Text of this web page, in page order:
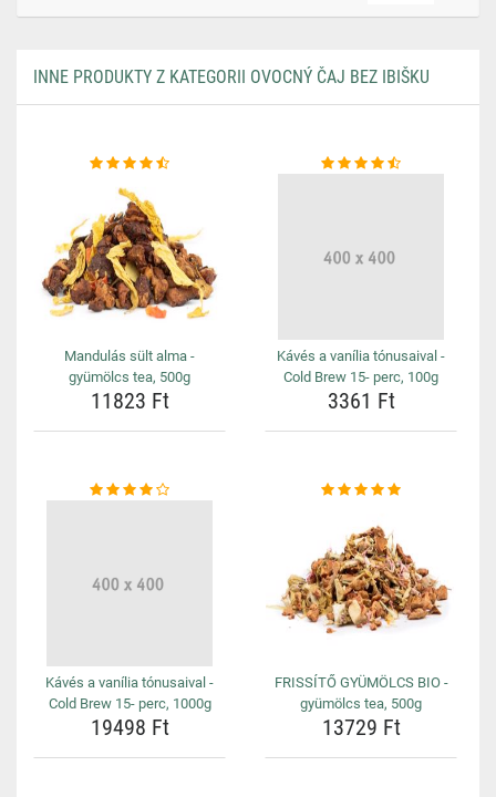
INNE PRODUKTY Z KATEGORII OVOCNÝ ČAJ BEZ IBIŠKU
Mandulás sült alma -
gyümölcs tea, 500g
11823 Ft
Kávés a vanília tónusaival -
Cold Brew 15- perc, 100g
3361 Ft
Kávés a vanília tónusaival -
Cold Brew 15- perc, 1000g
19498 Ft
FRISSÍTŐ GYÜMÖLCS BIO -
gyümölcs tea, 500g
13729 Ft